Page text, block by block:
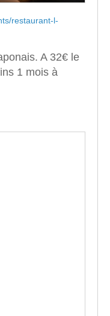
restaurant-l-
A 32€ le
1 mois à